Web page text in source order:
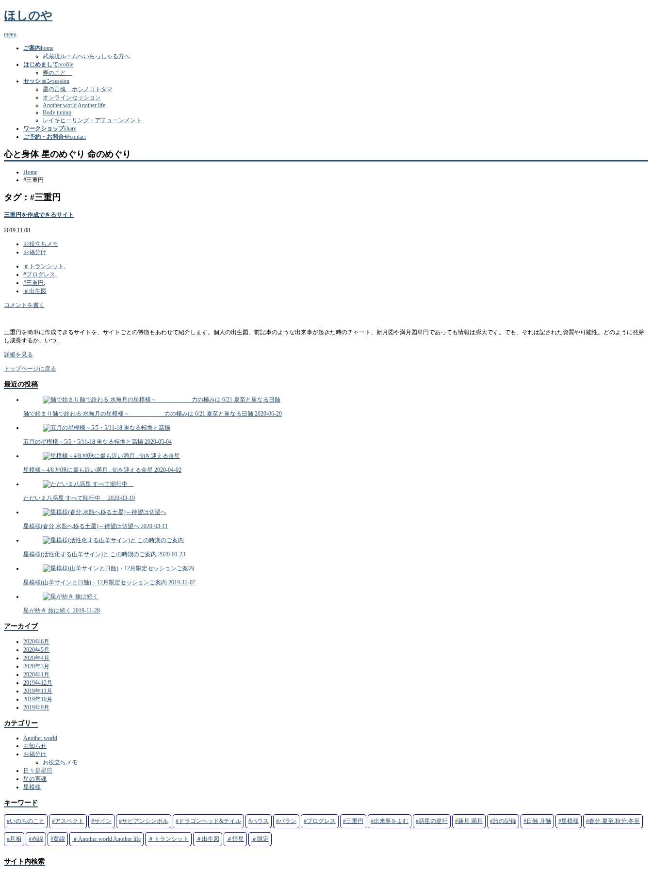
ほしのや
menu
ご案内home
武蔵境ルームへいらっしゃる方へ
はじめましてprofile
寿のこと
セッションsession
星の言魂 – ホシノコトダマ
オンラインセッション
Another world Another life
Body tuning
レイキヒーリング・アチューンメント
ワークショップshare
ご予約・お問合せcontact
心と身体 星のめぐり 命のめぐり
Home
#三重円
タグ：#三重円
三重円を作成できるサイト
2019.11.08
お役立ちメモ
お福分け
＃トランシット ,
#プログレス,
#三重円,
＃出生図
コメントを書く
三重円を簡単に作成できるサイトを、サイトごとの特徴もあわせて紹介します。個人の出生図、前記事のような出来事が起きた時のチャート、新月図や満月図単円であっても情報は膨大です。でも、それは記された資質や可能性。どのように発芽
し成長するか、いつ…
詳細を見る
トップページに戻る
最近の投稿
蝕で始まり蝕で終わる 水無月の星模様～ 力の極みは 6/21 夏至と重なる日蝕 2020-06-20
五月の星模様～5/5・5/11-18 重なる転換と高揚 2020-05-04
星模様～4/8 地球に最も近い満月 . 旬を迎える金星 2020-04-02
ただいま八惑星 すべて順行中 2020-03-19
星模様(春分.水瓶へ移る土星)～待望は切望へ 2020-03-11
星模様(活性化する山羊サイン)と この時期のご案内 2020-01-23
星模様(山羊サインと日蝕)・12月限定セッションご案内 2019-12-07
星が紡き 旅は続く 2019-11-28
アーカイブ
2020年6月
2020年5月
2020年4月
2020年3月
2020年1月
2019年12月
2019年11月
2019年10月
2019年9月
カテゴリー
Another world
お知らせ
お福分け
お役立ちメモ
日々是星日
星の言魂
星模様
キーワード
#いのちのこと #アスペクト #サイン #サビアンシンボル #ドラゴンヘッド&テイル #ハウス #パラン #プログレス #三重円 #出来事をよむ #惑星の逆行 #新月 満月 #旅の記録 #日蝕 月蝕 #星模様 #春分.夏至.秋分.冬至
#月相 #赤緯 #黄緯 ＃Another world Another life ＃トランシット ＃出生図 ＃恒星 ＃限定
サイト内検索